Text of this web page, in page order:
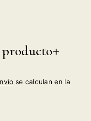
producto
se calculan en la